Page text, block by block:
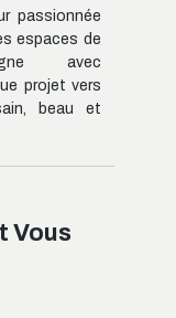
passionnée
espaces de
avec
projet vers
beau et
Vous